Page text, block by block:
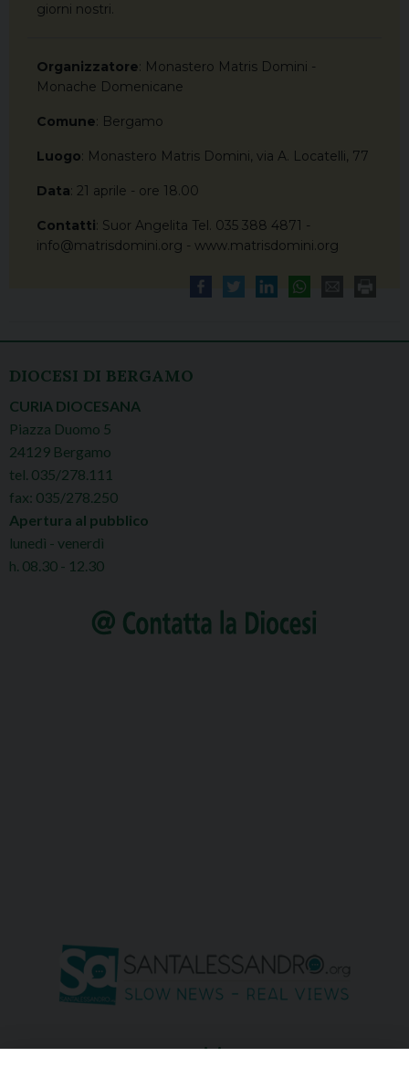
giorni nostri.
Organizzatore: Monastero Matris Domini -
Monache Domenicane
Comune: Bergamo
Luogo: Monastero Matris Domini, via A. Locatelli, 77
Data: 21 aprile - ore 18.00
Contatti: Suor Angelita Tel. 035 388 4871 -
info@matrisdomini.org - www.matrisdomini.org
DIOCESI DI BERGAMO
CURIA DIOCESANA
Piazza Duomo 5
24129 Bergamo
tel. 035/278.111
fax: 035/278.250
Apertura al pubblico
lunedì - venerdì
h. 08.30 - 12.30
seguici su